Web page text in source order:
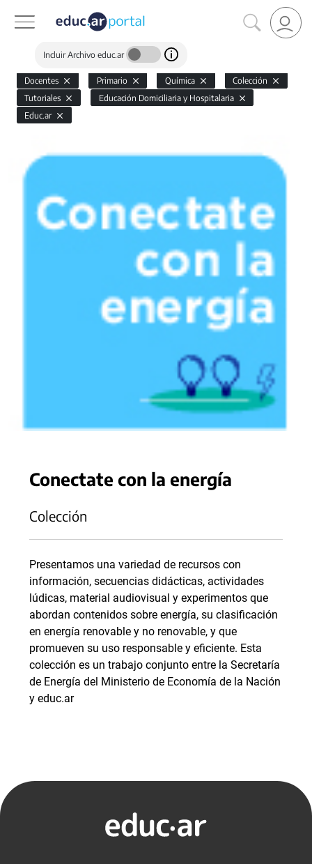
Incluir Archivo educ.ar
Docentes Primario Química
Colección
Tutoriales
Educación Domiciliaria y Hospitalaria
Educ.ar
Conectate con la energía
Colección
Presentamos una variedad de recursos con
información, secuencias didácticas, actividades
lúdicas, material audiovisual y experimentos que
abordan contenidos sobre energía, su clasificación
en energía renovable y no renovable, y que
promueven su uso responsable y eficiente. Esta
colección es un trabajo conjunto entre la Secretaría
de Energía del Ministerio de Economía de la Nación
y educ.ar